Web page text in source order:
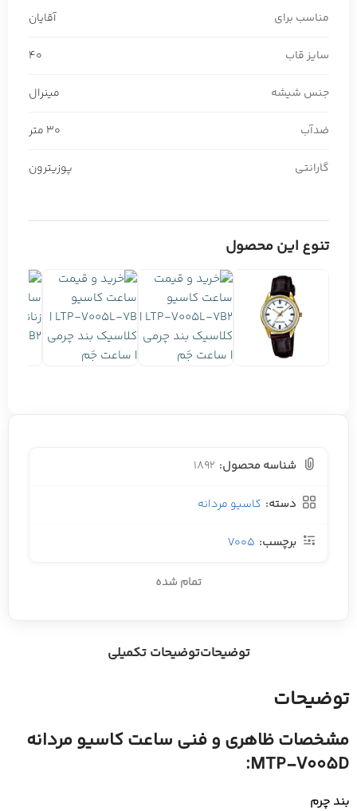
مناسب برای آقایان
سایز قاب 40
جنس شیشه مینرال
ضدآب 30 متر
گارانتی پوزیترون
تنوع این محصول
شناسه محصول: 1892
دسته: کاسیو مردانه
برچسب: V005
تمام شده
توضیحاتتوضیحات تکمیلی
توضیحات
مشخصات ظاهری و فنی ساعت کاسیو مردانه
MTP-V005D:
بند چرم